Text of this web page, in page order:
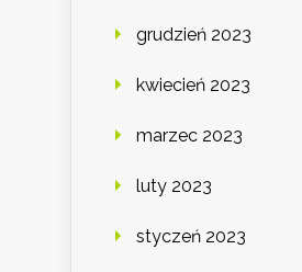
grudzień 2023
kwiecień 2023
marzec 2023
luty 2023
styczeń 2023